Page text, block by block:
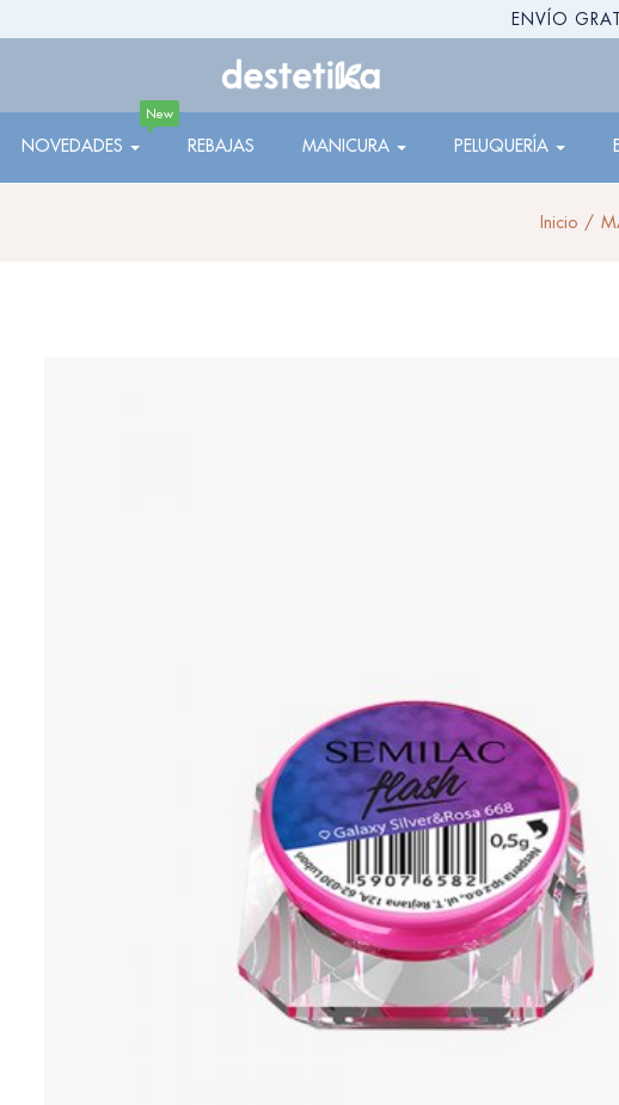
ENVÍO
NOVEDADES
New
REBAJAS MANICURA PELUQUERÍA
Inicio